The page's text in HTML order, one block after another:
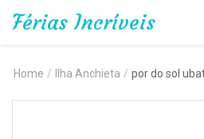
Férias Incríveis
Home / Ilha Anchieta / por do sol